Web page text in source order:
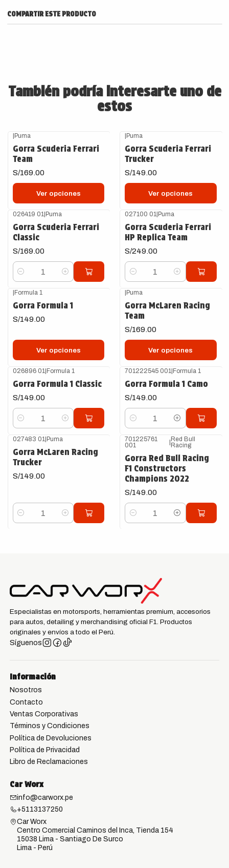
COMPARTIR ESTE PRODUCTO
También podría interesarte uno de
estos
|Puma
Gorra Scuderia Ferrari
Team
S/169.00
Ver opciones
|Puma
Gorra Scuderia Ferrari
Trucker
S/149.00
Ver opciones
026419 01 |Puma
Gorra Scuderia Ferrari
Classic
S/169.00
Cantidad
027100 01 |Puma
Gorra Scuderia Ferrari
HP Replica Team
S/249.00
Cantidad
|Formula 1
Gorra Formula 1
S/149.00
Ver opciones
|Puma
Gorra McLaren Racing
Team
S/169.00
Ver opciones
026896 01 |Formula 1
Gorra Formula 1 Classic
S/149.00
Cantidad
701222545 001 |Formula 1
Gorra Formula 1 Camo
S/149.00
Cantidad
027483 01 |Puma
Gorra McLaren Racing
Trucker
S/149.00
Cantidad
701225761
001
|Red Bull
Racing
Gorra Red Bull Racing
F1 Constructors
Champions 2022
S/149.00
Cantidad
Especialistas en motorsports, herramientas premium, accesorios
para autos, detailing y merchandising oficial F1. Productos
originales y envíos a todo el Perú.
Síguenos
Información
Nosotros
Contacto
Ventas Corporativas
Términos y Condiciones
Política de Devoluciones
Política de Privacidad
Libro de Reclamaciones
Car Worx
info@carworx.pe
+5113137250
Car Worx
Centro Comercial Caminos del Inca, Tienda 154
15038 Lima - Santiago De Surco
Lima - Perú